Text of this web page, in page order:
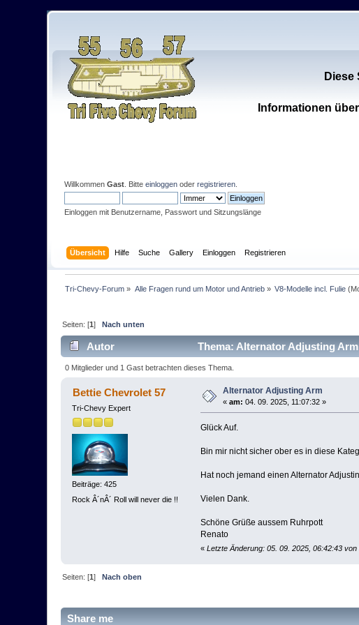
Diese
Informationen
WillkommenGast . Bitteeinloggen oderregistrieren
Einloggen mit Benutzername, Passwort und Sitzungslänge
Übersicht Hilfe Suche Gallery Einloggen Registrieren
Tri-Chevy-Forum » Alle Fragen rund um Motor und Antrieb» V8-Modelle incl. Fulie
Seiten: [1] Nach unten
Autor Thema: Alternator Adjusting
0 Mitglieder und 1 Gast betrachten dieses Thema.
Bettie Chevrolet 57
Tri-Chevy Expert
Beiträge: 425
Rock Â´nÂ´ Roll will never die !!
Alternator Adjusting Arm
«am: 04. 09. 2025, 11:07:32 »
Glück Auf.
Bin mir nicht sicher ober es in diese
Hat noch jemand einen Alternator
Vielen Dank.
Schöne Grüße aussem Ruhrpott
Renato
« Letzte Änderung: 05. 09. 2025, 06:42:43
Seiten: [1]Nach oben
Share me